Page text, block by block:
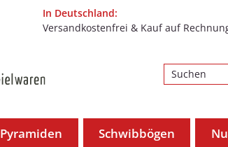
In Deutschland:
Versandkostenfrei & Kauf auf
Pyramiden Schwibbögen